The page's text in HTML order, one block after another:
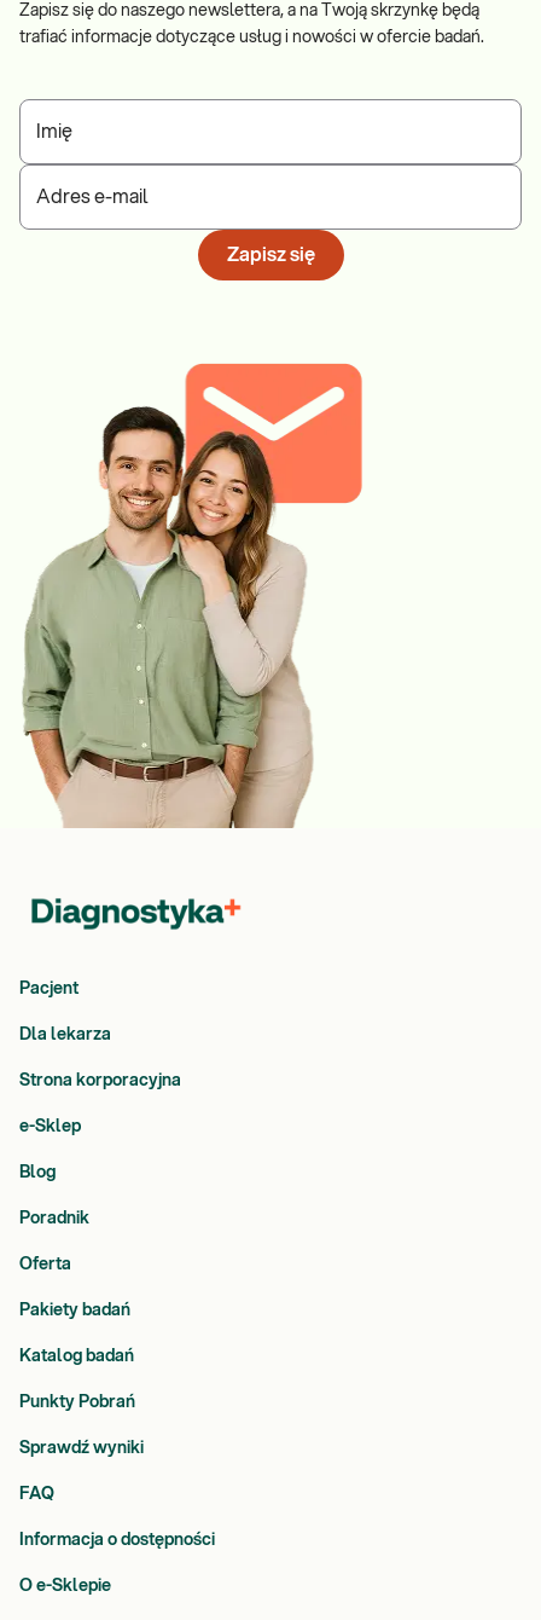
Zapisz się do naszego newslettera, a na Twoją skrzynkę będą
trafiać informacje dotyczące usług i nowości w ofercie badań.
Imię
Adres e-mail
Zapisz się
Pacjent
Dla lekarza
Strona korporacyjna
e-Sklep
Blog
Poradnik
Oferta
Pakiety badań
Katalog badań
Punkty Pobrań
Sprawdź wyniki
FAQ
Informacja o dostępności
O e-Sklepie